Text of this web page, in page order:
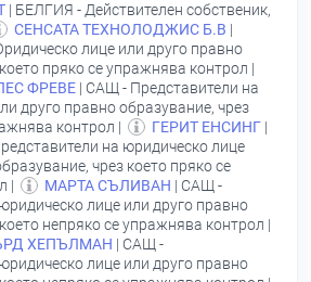
| БЕЛГИЯ - Действителен собственик,
СЕНСАТА ТЕХНОЛОДЖИС Б.В |
лице или друго правно
пряко се упражнява контрол |
ФРЕВЕ | САЩ - Представители на
друго правно образувание, чрез
контрол |
ГЕРИТ ЕНСИНГ |
на юридическо лице
чрез което пряко се
|
МАРТА СЪЛИВАН | САЩ -
лице или друго правно
непряко се упражнява контрол |
ХЕПЪЛМАН | САЩ -
лице или друго правно